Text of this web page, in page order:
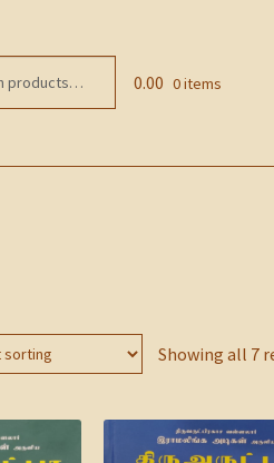
0.00 0 items
Showing all 7